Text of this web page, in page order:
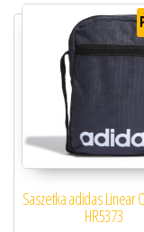
Saszetka adidas Linear
HR5373